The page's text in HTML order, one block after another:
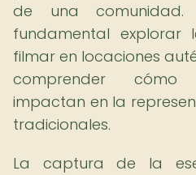
de una
fundamental explorar
filmar en locaciones
comprender cómo
impactan en la
tradicionales.
La captura de la